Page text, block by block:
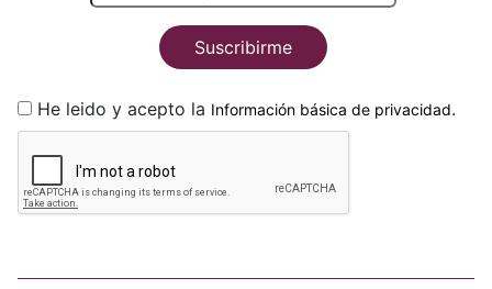
Suscribirme
He leido y acepto la Información básica de privacidad.